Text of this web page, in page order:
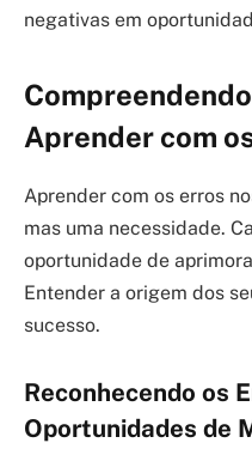
negativas em
Aprender com
Aprender com os erros
mas uma necessidade.
oportunidade de
Entender a origem dos
sucesso.
Reconhecendo os
Oportunidades de